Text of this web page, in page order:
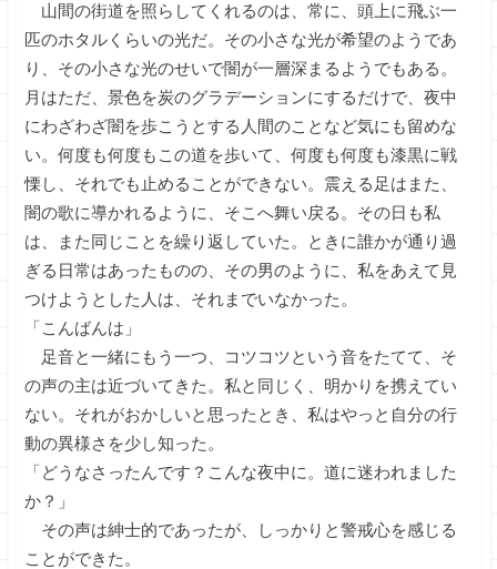
山間の街道を照らしてくれるのは、常に、頭上に飛ぶ一
匹のホタルくらいの光だ。その小さな光が希望のようであ
り、その小さな光のせいで闇が一層深まるようでもある。
月はただ、景色を炭のグラデーションにするだけで、夜中
にわざわざ闇を歩こうとする人間のことなど気にも留めな
い。何度も何度もこの道を歩いて、何度も何度も漆黒に戦
慄し、それでも止めることができない。震える足はまた、
闇の歌に導かれるように、そこへ舞い戻る。その日も私
は、また同じことを繰り返していた。ときに誰かが通り過
ぎる日常はあったものの、その男のように、私をあえて見
つけようとした人は、それまでいなかった。
「こんばんは」
足音と一緒にもう一つ、コツコツという音をたてて、そ
の声の主は近づいてきた。私と同じく、明かりを携えてい
ない。それがおかしいと思ったとき、私はやっと自分の行
動の異様さを少し知った。
「どうなさったんです？こんな夜中に。道に迷われました
か？」
その声は紳士的であったが、しっかりと警戒心を感じる
ことができた。